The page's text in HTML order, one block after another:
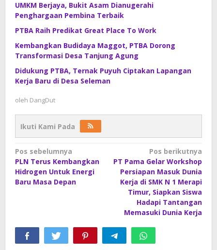
UMKM Berjaya, Bukit Asam Dianugerahi
Penghargaan Pembina Terbaik
PTBA Raih Predikat Great Place To Work
Kembangkan Budidaya Maggot, PTBA Dorong
Transformasi Desa Tanjung Agung
Didukung PTBA, Ternak Puyuh Ciptakan Lapangan
Kerja Baru di Desa Seleman
oleh DangDut
Ikuti Kami Pada
Navigasi
pos
Pos sebelumnya
PLN Terus Kembangkan
Hidrogen Untuk Energi
Baru Masa Depan
Pos berikutnya
PT Pama Gelar Workshop
Persiapan Masuk Dunia
Kerja di SMK N 1 Merapi
Timur, Siapkan Siswa
Hadapi Tantangan
Memasuki Dunia Kerja